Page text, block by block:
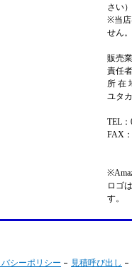
さい）
※当店
せん。
販売
責任
所 在
ユタ
TEL：
FAX
ロゴ
す。
シーポリシー 見積呼び出し